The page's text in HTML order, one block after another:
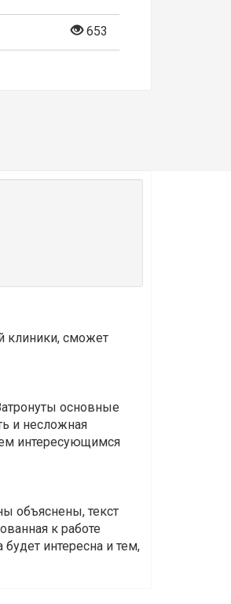
653
клиники, сможет
основные
и несложная
интересующимся
объяснены, текст
к работе
интересна и тем,